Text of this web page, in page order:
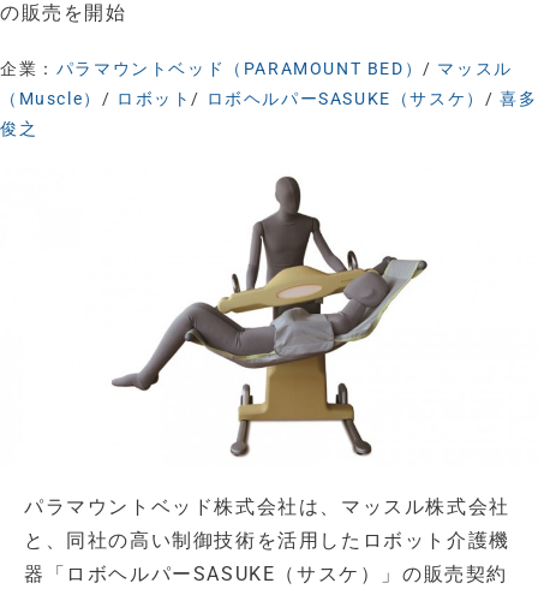
の販売を開始
企業： パラマウントベッド（PARAMOUNT BED）/ マッスル
（Muscle） / ロボット/ ロボヘルパーSASUKE（サスケ） /喜多
俊之
パラマウントベッド株式会社は、マッスル株式会社
と、同社の高い制御技術を活用したロボット介護機
器「ロボヘルパーSASUKE（サスケ）」の販売契約